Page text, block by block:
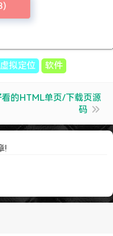
)
虚拟定位 软件
看的HTML单页/下载页源
码
!